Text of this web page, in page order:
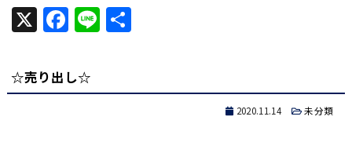
X Facebook
Line共
☆売り出し☆
2020.11.14 未分類